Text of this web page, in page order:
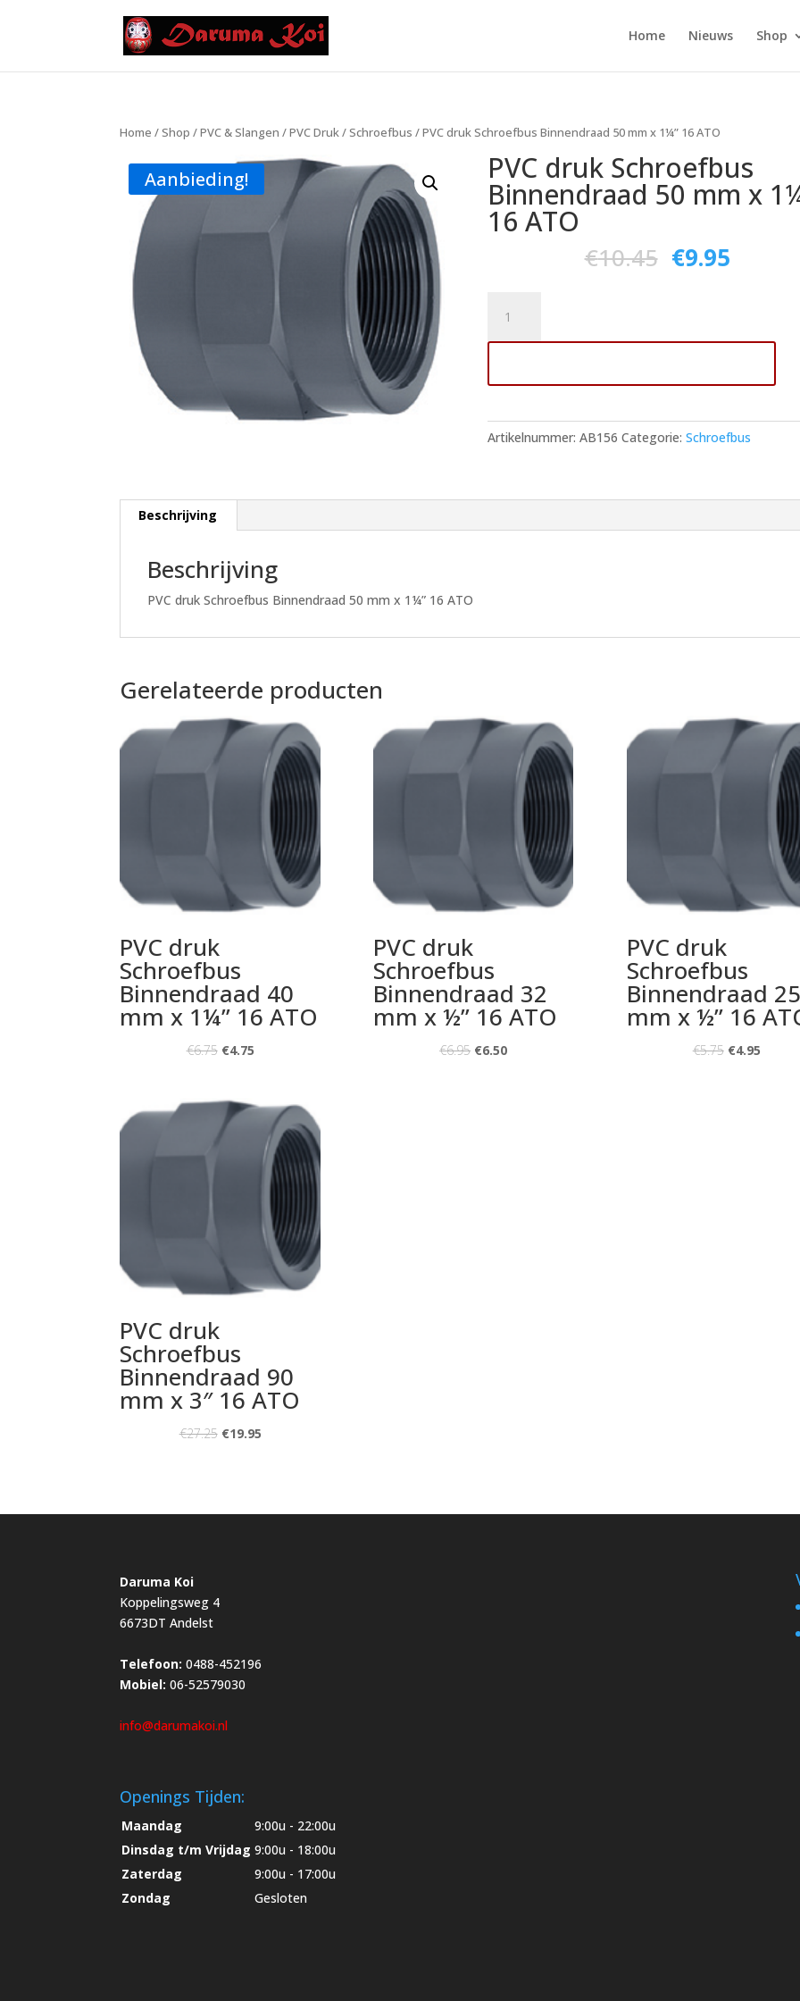
Home Nieuws Shop
Home /Shop /PVC & Slangen /PVC Druk/Schroefbus / PVC druk Schroefbus Binnendraad 50 mm x 1¼” 16 ATO
Aanbieding! PVC druk Schroefbus
Binnendraad 50 mm x
16 ATO
€10.45 €9.95
druk
Schroefbus
50
x
1¼"
Artikelnummer:AB156 Categorie:Schroefbus
Beschrijving
Beschrijving
PVC druk Schroefbus Binnendraad 50 mm x 1¼” 16 ATO
Gerelateerde producten
PVC druk
Schroefbus
Binnendraad 40
mm x 1¼” 16 ATO
€6.75 €4.75
PVC druk
Schroefbus
Binnendraad 32
mm x ½” 16 ATO
€6.95 €6.50
PVC druk
Schroefbus
Binnendraad 25
mm x ½” 16
€5.75 €4.95
PVC druk
Schroefbus
Binnendraad 90
mm x 3″ 16 ATO
€27.25 €19.95
Daruma Koi
Koppelingsweg 4
6673DT Andelst
Telefoon: 0488-452196
Mobiel: 06-52579030
info@darumakoi.nl
Openings Tijden:
Maandag
9:00u - 22:00u
Dinsdag t/m Vrijdag 9:00u - 18:00u
Zaterdag
9:00u - 17:00u
Zondag
Gesloten